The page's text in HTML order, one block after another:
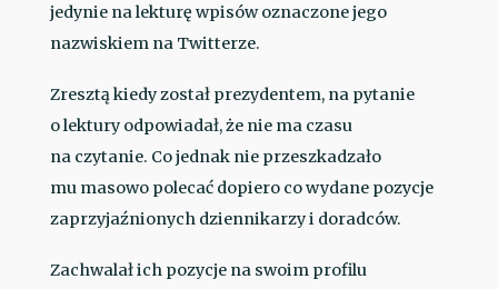
jedynie na lekturę wpisów oznaczone jego
nazwiskiem na Twitterze.
Zresztą kiedy został prezydentem, na pytanie
o lektury odpowiadał, że nie ma czasu
na czytanie. Co jednak nie przeszkadzało
mu masowo polecać dopiero co wydane pozycje
zaprzyjaźnionych dziennikarzy i doradców.
Zachwalał ich pozycje na swoim profilu